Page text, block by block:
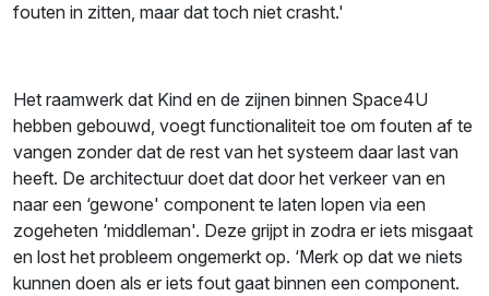
fouten in zitten, maar dat toch niet crasht.'
Het raamwerk dat Kind en de zijnen binnen Space4U
hebben gebouwd, voegt functionaliteit toe om fouten af te
vangen zonder dat de rest van het systeem daar last van
heeft. De architectuur doet dat door het verkeer van en
naar een ‘gewone' component te laten lopen via een
zogeheten ‘middleman'. Deze grijpt in zodra er iets misgaat
en lost het probleem ongemerkt op. ‘Merk op dat we niets
kunnen doen als er iets fout gaat binnen een component.